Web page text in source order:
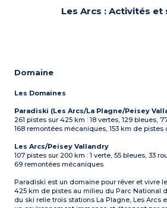
Les Arcs : Activités et
Domaine
Les Domaines
Paradiski (Les Arcs/La Plagne/Peisey
261 pistes sur 425 km : 18 vertes, 129 bleues,
168 remontées mécaniques, 153 km de
Les Arcs/Peisey Vallandry
107 pistes sur 200 km : 1 verte, 55 bleues, 33
69 remontées mécaniques
Paradiski est un domaine pour rêver et vivre
425 km de pistes au milieu du Parc National
du ski relie trois stations La Plagne, Les Arcs